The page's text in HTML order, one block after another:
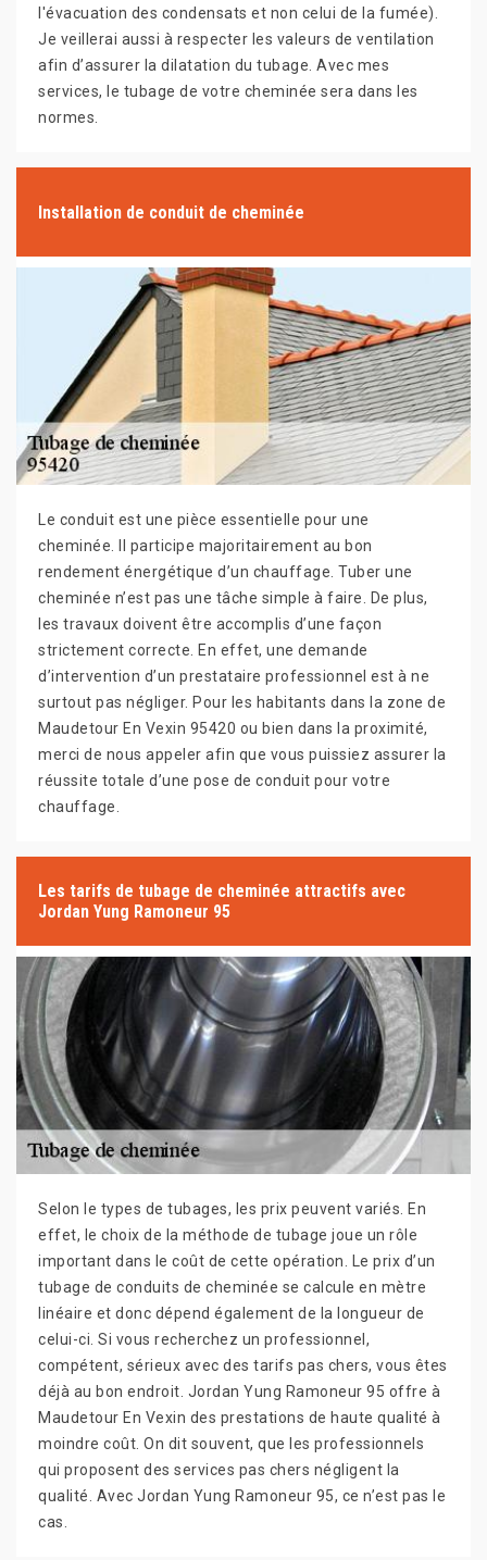
l'évacuation des condensats et non celui de la fumée).
Je veillerai aussi à respecter les valeurs de ventilation
afin d’assurer la dilatation du tubage. Avec mes
services, le tubage de votre cheminée sera dans les
normes.
Installation de conduit de cheminée
Le conduit est une pièce essentielle pour une
cheminée. Il participe majoritairement au bon
rendement énergétique d’un chauffage. Tuber une
cheminée n’est pas une tâche simple à faire. De plus,
les travaux doivent être accomplis d’une façon
strictement correcte. En effet, une demande
d’intervention d’un prestataire professionnel est à ne
surtout pas négliger. Pour les habitants dans la zone de
Maudetour En Vexin 95420 ou bien dans la proximité,
merci de nous appeler afin que vous puissiez assurer la
réussite totale d’une pose de conduit pour votre
chauffage.
Les tarifs de tubage de cheminée attractifs avec
Jordan Yung Ramoneur 95
Selon le types de tubages, les prix peuvent variés. En
effet, le choix de la méthode de tubage joue un rôle
important dans le coût de cette opération. Le prix d’un
tubage de conduits de cheminée se calcule en mètre
linéaire et donc dépend également de la longueur de
celui-ci. Si vous recherchez un professionnel,
compétent, sérieux avec des tarifs pas chers, vous êtes
déjà au bon endroit. Jordan Yung Ramoneur 95 offre à
Maudetour En Vexin des prestations de haute qualité à
moindre coût. On dit souvent, que les professionnels
qui proposent des services pas chers négligent la
qualité. Avec Jordan Yung Ramoneur 95, ce n’est pas le
cas.